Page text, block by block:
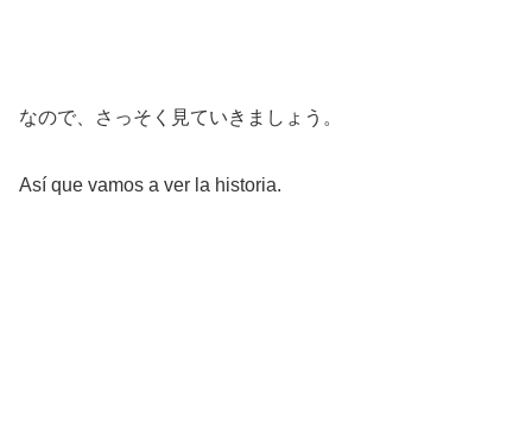
なので、さっそく見ていきましょう。
Así que vamos a ver la historia.